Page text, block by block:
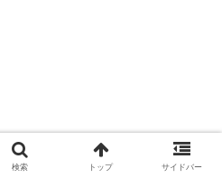
検索 トップ サイドバー